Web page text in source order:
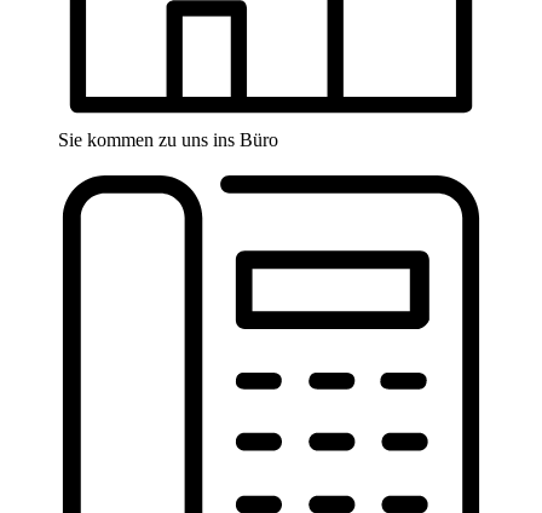
Sie kommen zu uns ins Büro